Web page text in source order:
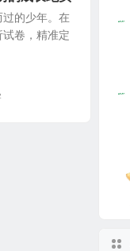
的少年。在
卷，精准定